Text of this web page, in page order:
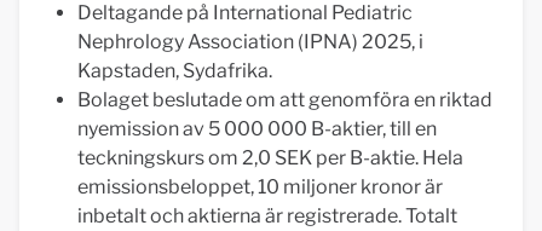
Deltagande på International Pediatric
Nephrology Association (IPNA) 2025, i
Kapstaden, Sydafrika.
Bolaget beslutade om att genomföra en riktad
nyemission av 5 000 000 B-aktier, till en
teckningskurs om 2,0 SEK per B-aktie. Hela
emissionsbeloppet, 10 miljoner kronor är
inbetalt och aktierna är registrerade. Totalt